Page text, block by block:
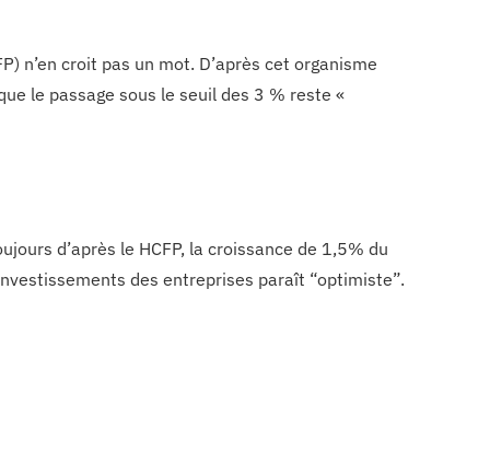
n’en croit pas un mot. D’après cet organisme
le passage sous le seuil des 3 % reste «
d’après le HCFP, la croissance de 1,5% du
des entreprises paraît “optimiste”.